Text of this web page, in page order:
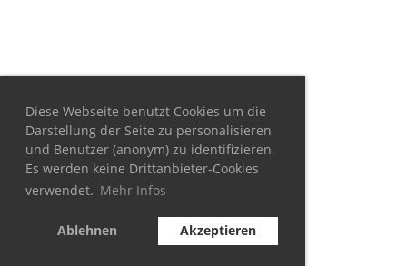
Diese Webseite benutzt Cookies um die
Darstellung der Seite zu personalisieren
und Benutzer (anonym) zu identifizieren.
Es werden keine Drittanbieter-Cookies
verwendet. Mehr Infos
Ablehnen Akzeptieren